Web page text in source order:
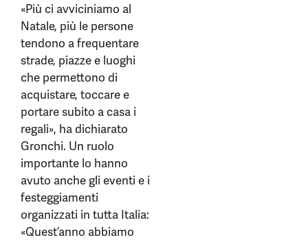
«Più ci avviciniamo al
Natale, più le persone
tendono a frequentare
strade, piazze e luoghi
che permettono di
acquistare, toccare e
portare subito a casa i
regali», ha dichiarato
Gronchi. Un ruolo
importante lo hanno
avuto anche gli eventi e i
festeggiamenti
organizzati in tutta Italia:
«Quest’anno abbiamo